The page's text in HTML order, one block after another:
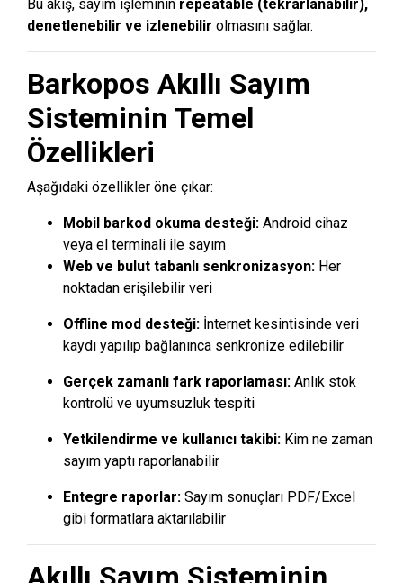
Bu akış, sayım işleminin repeatable (tekrarlanabilir),
denetlenebilir ve izlenebilir olmasını sağlar.
Barkopos Akıllı Sayım
Sisteminin Temel
Özellikleri
Aşağıdaki özellikler öne çıkar:
Mobil barkod okuma desteği: Android cihaz
veya el terminali ile sayım
Web ve bulut tabanlı senkronizasyon: Her
noktadan erişilebilir veri
Offline mod desteği: İnternet kesintisinde veri
kaydı yapılıp bağlanınca senkronize edilebilir
Gerçek zamanlı fark raporlaması: Anlık stok
kontrolü ve uyumsuzluk tespiti
Yetkilendirme ve kullanıcı takibi: Kim ne zaman
sayım yaptı raporlanabilir
Entegre raporlar: Sayım sonuçları PDF/Excel
gibi formatlara aktarılabilir